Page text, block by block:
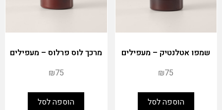
שמפו אטלנטיק – מעפילים
₪75
הוספה לסל
מרכך לוס פרלוס – מעפילים
₪75
הוספה לסל